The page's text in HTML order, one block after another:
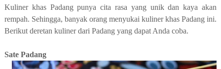
Kuliner khas Padang punya cita rasa yang unik dan kaya akan
rempah. Sehingga, banyak orang menyukai kuliner khas Padang ini.
Berikut deretan kuliner dari Padang yang dapat Anda coba.
Sate Padang